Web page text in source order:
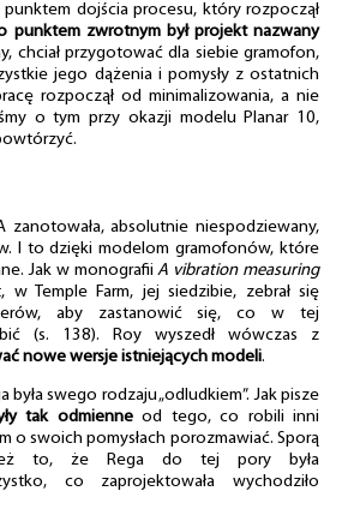
dojścia procesu, który rozpoczął
punktem zwrotnym był projekt nazwany
chciał przygotować dla siebie gramofon,
jego dążenia i pomysły z ostatnich
rozpoczął od minimalizowania, a nie
o tym przy okazji modelu Planar 10,
zanotowała, absolutnie niespodziewany,
I to dzięki modelom gramofonów, które
Jak w monografiiA vibration measuring
Temple Farm, jej siedzibie, zebrał się
aby zastanowić się, co w tej
(s. 138). Roy wyszedł wówczas z
nowe wersje istniejących modeli.
była swego rodzaju „odludkiem”. Jak pisze
tak odmienneod tego, co robili inni
o swoich pomysłach porozmawiać. Sporą
to, że Rega do tej pory była
co zaprojektowała wychodziło